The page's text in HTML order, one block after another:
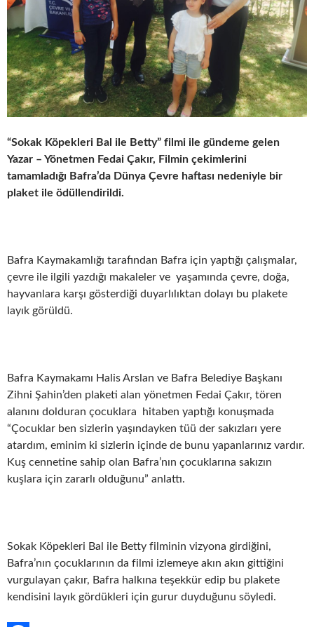
“Sokak Köpekleri Bal ile Betty” filmi ile gündeme gelen
Yazar – Yönetmen Fedai Çakır, Filmin çekimlerini
tamamladığı Bafra’da Dünya Çevre haftası nedeniyle bir
plaket ile ödüllendirildi.
Bafra Kaymakamlığı tarafından Bafra için yaptığı çalışmalar,
çevre ile ilgili yazdığı makaleler ve yaşamında çevre, doğa,
hayvanlara karşı gösterdiği duyarlılıktan dolayı bu plakete
layık görüldü.
Bafra Kaymakamı Halis Arslan ve Bafra Belediye Başkanı
Zihni Şahin’den plaketi alan yönetmen Fedai Çakır, tören
alanını dolduran çocuklara hitaben yaptığı konuşmada
“Çocuklar ben sizlerin yaşındayken tüü der sakızları yere
atardım, eminim ki sizlerin içinde de bunu yapanlarınız vardır.
Kuş cennetine sahip olan Bafra’nın çocuklarına sakızın
kuşlara için zararlı olduğunu” anlattı.
Sokak Köpekleri Bal ile Betty filminin vizyona girdiğini,
Bafra’nın çocuklarının da filmi izlemeye akın akın gittiğini
vurgulayan çakır, Bafra halkına teşekkür edip bu plakete
kendisini layık gördükleri için gurur duyduğunu söyledi.